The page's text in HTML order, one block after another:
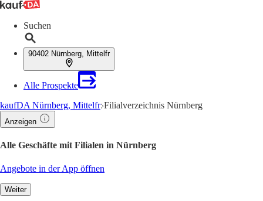
Suchen
90402 Nürnberg, Mittelfr
Alle Prospekte
kaufDA Nürnberg, Mittelfr Filialverzeichnis Nürnberg
Anzeigen
Alle Geschäfte mit Filialen in Nürnberg
Angebote in der App öffnen
Weiter